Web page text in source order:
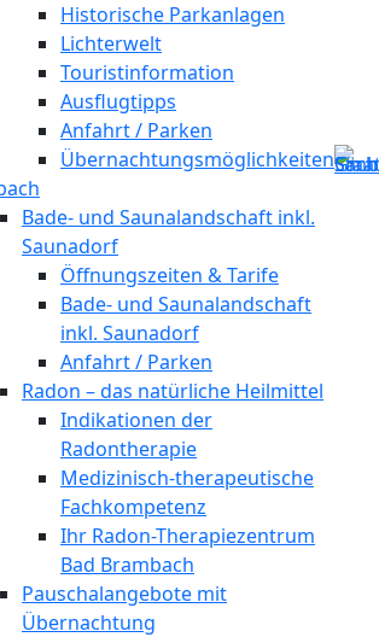
Historische Parkanlagen
Lichterwelt
Touristinformation
Ausflugtipps
Anfahrt / Parken
Übernachtungsmöglichkeiten
Bade- und Saunalandschaft inkl.
Saunadorf
Öffnungszeiten & Tarife
Bade- und Saunalandschaft
inkl. Saunadorf
Anfahrt / Parken
Radon – das natürliche Heilmittel
Indikationen der
Radontherapie
Medizinisch-therapeutische
Fachkompetenz
Ihr Radon-Therapiezentrum
Bad Brambach
Pauschalangebote mit
Übernachtung